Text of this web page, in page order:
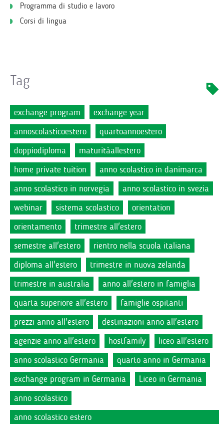
Programma di studio e lavoro
Corsi di lingua
Tag
exchange program
exchange year
annoscolasticoestero
quartoannoestero
doppiodiploma
maturitàallestero
home private tuition
anno scolastico in danimarca
anno scolastico in norvegia
anno scolastico in svezia
webinar
sistema scolastico
orientation
orientamento
trimestre all'estero
semestre all'estero
rientro nella scuola italiana
diploma all'estero
trimestre in nuova zelanda
trimestre in australia
anno all'estero in famiglia
quarta superiore all'estero
famiglie ospitanti
prezzi anno all'estero
destinazioni anno all'estero
agenzie anno all'estero
hostfamily
liceo all'estero
anno scolastico Germania
quarto anno in Germania
exchange program in Germania
Liceo in Germania
anno scolastico
anno scolastico estero